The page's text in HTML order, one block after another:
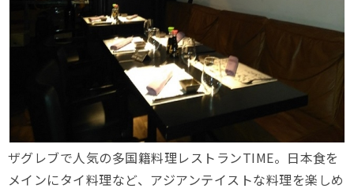
ザグレブで人気の多国籍料理レストランTIME。日本食を
メインにタイ料理など、アジアンテイストな料理を楽しめ